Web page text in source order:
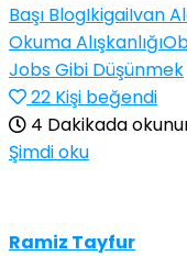
Başı BlogIkigaiIvan
Okuma Alışkanlığı
Jobs Gibi Düşünmek
22 Kişi beğendi
4 Dakikada
Şimdi oku
Ramiz Tayfur